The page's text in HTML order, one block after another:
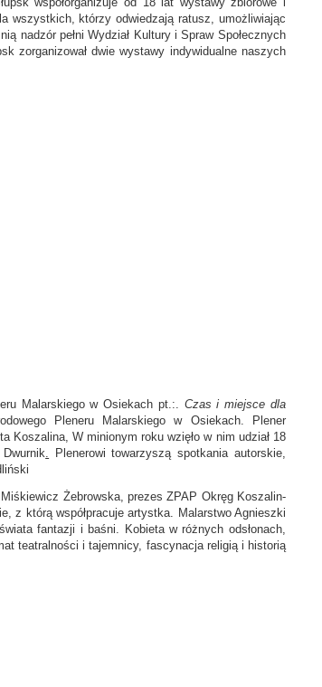
wszystkich, którzy odwiedzają ratusz, umożliwiając
nadzór pełni Wydział Kultury i Spraw Społecznych
zorganizował dwie wystawy indywidualne naszych
Malarskiego w Osiekach pt.:. Czas i miejsce dla
Pleneru Malarskiego w Osiekach. Plener
Koszalina, W minionym roku wzięło w nim udział 18
. Plenerowi towarzyszą spotkania autorskie,
Żebrowska, prezes ZPAP Okręg Koszalin-
z którą współpracuje artystka. Malarstwo Agnieszki
fantazji i baśni. Kobieta w różnych odsłonach,
teatralności i tajemnicy, fascynacja religią i historią